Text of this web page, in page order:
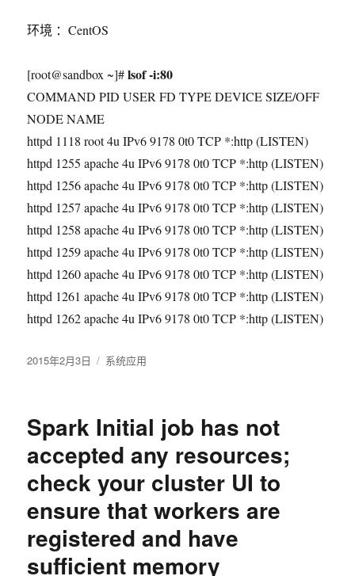
环境 ：CentOS
[root@sandbox ~]#lsof -i:80
COMMAND PID USER FD TYPE DEVICE SIZE/OFF
NODE NAME
httpd 1118 root 4u IPv6 9178 0t0 TCP *:http (LISTEN)
httpd 1255 apache 4u IPv6 9178 0t0 TCP *:http (LISTEN)
httpd 1256 apache 4u IPv6 9178 0t0 TCP *:http (LISTEN)
httpd 1257 apache 4u IPv6 9178 0t0 TCP *:http (LISTEN)
httpd 1258 apache 4u IPv6 9178 0t0 TCP *:http (LISTEN)
httpd 1259 apache 4u IPv6 9178 0t0 TCP *:http (LISTEN)
httpd 1260 apache 4u IPv6 9178 0t0 TCP *:http (LISTEN)
httpd 1261 apache 4u IPv6 9178 0t0 TCP *:http (LISTEN)
httpd 1262 apache 4u IPv6 9178 0t0 TCP *:http (LISTEN)
发
2015年2月3日
分
系统应用
Spark Initial job has not
accepted any resources;
check your cluster UI to
ensure that workers are
registered and have
sufficient memory